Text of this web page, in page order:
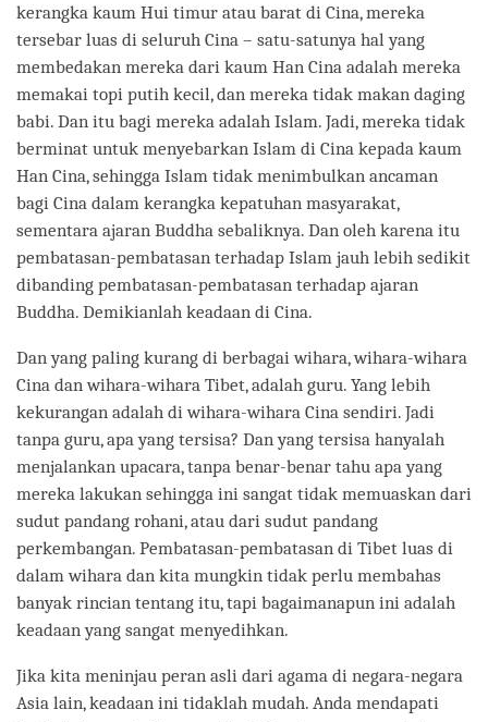
kerangka kaum Hui timur atau barat di Cina, mereka
tersebar luas di seluruh Cina – satu-satunya hal yang
membedakan mereka dari kaum Han Cina adalah mereka
memakai topi putih kecil, dan mereka tidak makan daging
babi. Dan itu bagi mereka adalah Islam. Jadi, mereka tidak
berminat untuk menyebarkan Islam di Cina kepada kaum
Han Cina, sehingga Islam tidak menimbulkan ancaman
bagi Cina dalam kerangka kepatuhan masyarakat,
sementara ajaran Buddha sebaliknya. Dan oleh karena itu
pembatasan-pembatasan terhadap Islam jauh lebih sedikit
dibanding pembatasan-pembatasan terhadap ajaran
Buddha. Demikianlah keadaan di Cina.
Dan yang paling kurang di berbagai wihara, wihara-wihara
Cina dan wihara-wihara Tibet, adalah guru. Yang lebih
kekurangan adalah di wihara-wihara Cina sendiri. Jadi
tanpa guru, apa yang tersisa? Dan yang tersisa hanyalah
menjalankan upacara, tanpa benar-benar tahu apa yang
mereka lakukan sehingga ini sangat tidak memuaskan dari
sudut pandang rohani, atau dari sudut pandang
perkembangan. Pembatasan-pembatasan di Tibet luas di
dalam wihara dan kita mungkin tidak perlu membahas
banyak rincian tentang itu, tapi bagaimanapun ini adalah
keadaan yang sangat menyedihkan.
Jika kita meninjau peran asli dari agama di negara-negara
Asia lain, keadaan ini tidaklah mudah. Anda mendapati